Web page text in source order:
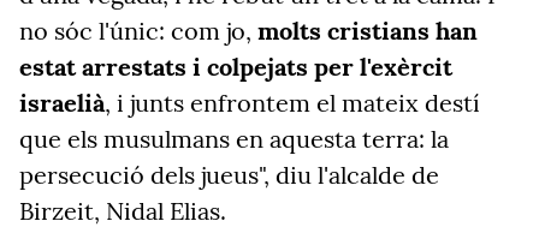
no sóc l'únic: com jo, molts cristians han
estat arrestats i colpejats per l'exèrcit
israelià, i junts enfrontem el mateix destí
que els musulmans en aquesta terra: la
persecució dels jueus", diu l'alcalde de
Birzeit, Nidal Elias.